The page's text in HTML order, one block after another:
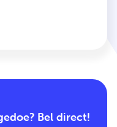
Bel direct!